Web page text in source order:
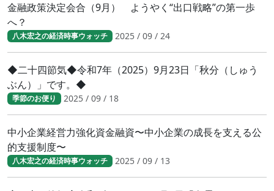
金融政策決定会合（9月） ようやく“出口戦略”の第一歩
へ？
八木宏之の経済時事ウォッチ 2025 / 09 / 24
◆二十四節気◆令和7年（2025）9月23日「秋分（しゅう
ぶん）」です。◆
季節のお便り 2025 / 09 / 18
中小企業経営力強化資金融資〜中小企業の成長を支える公
的支援制度〜
八木宏之の経済時事ウォッチ 2025 / 09 / 13